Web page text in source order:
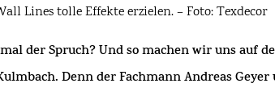
Lines tolle Effekte erzielen. – Foto: Texdecor
der Spruch? Und so machen wir uns auf
Denn der Fachmann Andreas